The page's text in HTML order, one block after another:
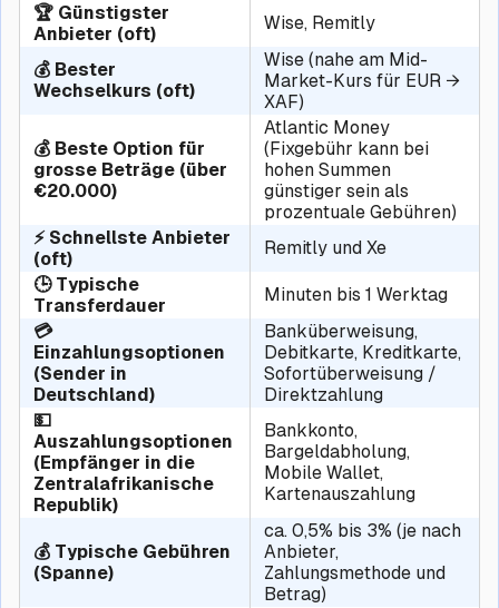
🏆 Günstigster
Anbieter (oft)
Wise, Remitly
💰 Bester
Wechselkurs (oft)
Wise (nahe am Mid-
Market-Kurs für EUR →
XAF)
💰 Beste Option für
grosse Beträge (über
€20.000)
Atlantic Money
(Fixgebühr kann bei
hohen Summen
günstiger sein als
prozentuale Gebühren)
⚡ Schnellste Anbieter
(oft)
Remitly und Xe
🕒 Typische
Transferdauer
Minuten bis 1 Werktag
💳
Einzahlungsoptionen
(Sender in
Deutschland)
Banküberweisung,
Debitkarte, Kreditkarte,
Sofortüberweisung /
Direktzahlung
💵
Auszahlungsoptionen
(Empfänger in die
Zentralafrikanische
Republik)
Bankkonto,
Bargeldabholung,
Mobile Wallet,
Kartenauszahlung
💰 Typische Gebühren
(Spanne)
ca. 0,5% bis 3% (je nach
Anbieter,
Zahlungsmethode und
Betrag)